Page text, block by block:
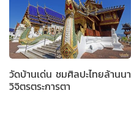
วัดบ้านเด่น ชมศิลปะไทยล้านนา
วิจิตรตระการตา